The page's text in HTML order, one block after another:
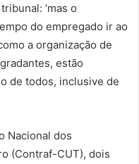
‘mas o
do empregado ir ao
a organização de
estão
de todos, inclusive de
Nacional dos
(Contraf-CUT), dois